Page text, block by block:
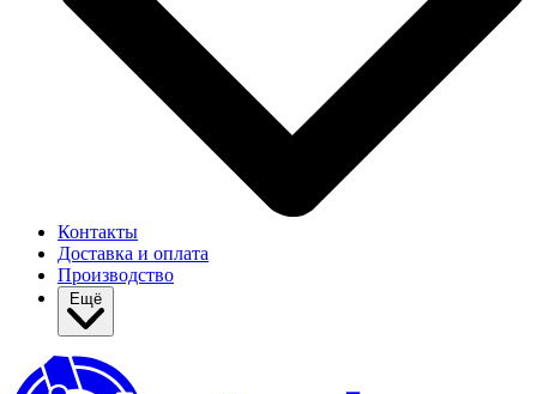
Контакты
Доставка и оплата
Производство